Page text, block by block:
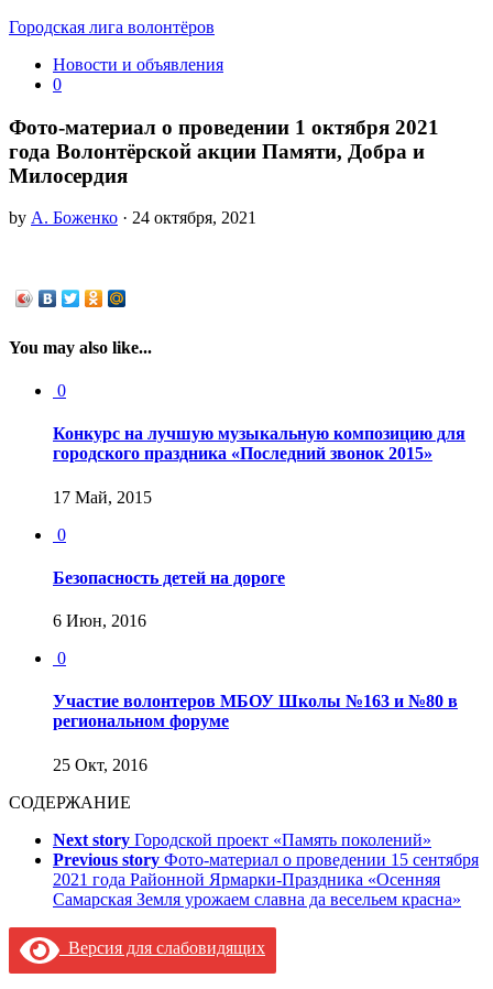
Городская лига волонтёров
Новости и объявления
0
Фото-материал о проведении 1 октября 2021
года Волонтёрской акции Памяти, Добра и
Милосердия
by А. Боженко · 24 октября, 2021
You may also like...
0
Конкурс на лучшую музыкальную композицию для
городского праздника «Последний звонок 2015»
17 Май, 2015
0
Безопасность детей на дороге
6 Июн, 2016
0
Участие волонтеров МБОУ Школы №163 и №80 в
региональном форуме
25 Окт, 2016
СОДЕРЖАНИЕ
Next story Городской проект «Память поколений»
Previous story Фото-материал о проведении 15 сентября
2021 года Районной Ярмарки-Праздника «Осенняя
Самарская Земля урожаем славна да весельем красна»
Версия для слабовидящих